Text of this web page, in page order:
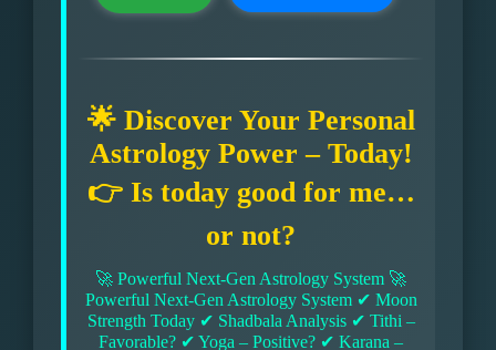
🌟 Discover Your Personal
Astrology Power – Today!
👉 Is today good for me…
or not?
🚀 Powerful Next-Gen Astrology System 🚀
Powerful Next-Gen Astrology System ✔ Moon
Strength Today ✔ Shadbala Analysis ✔ Tithi –
Favorable? ✔ Yoga – Positive? ✔ Karana –